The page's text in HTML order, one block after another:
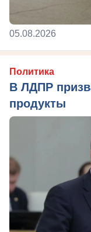
05.08.2026
Политика
В ЛДПР
продукты